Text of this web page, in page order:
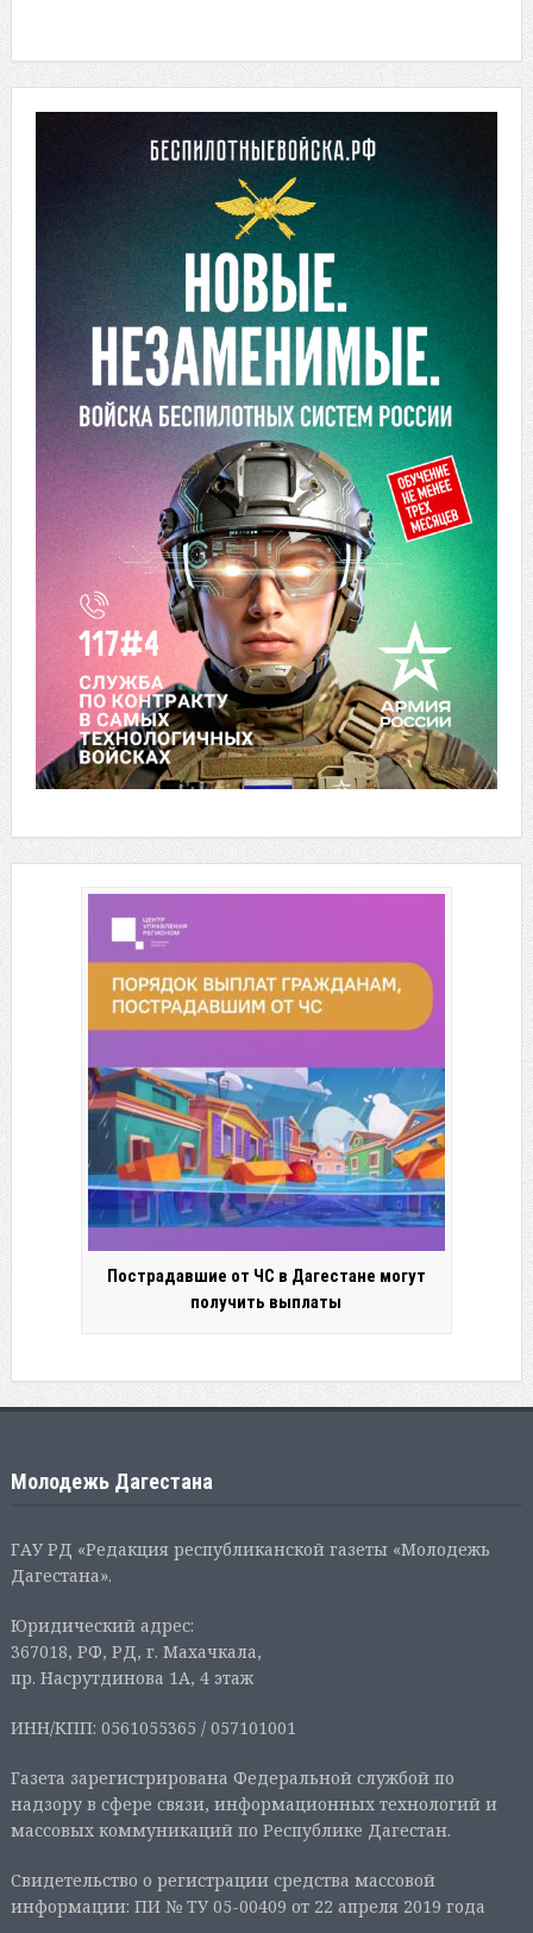
Пострадавшие от ЧС в Дагестане могут
получить выплаты
Молодежь Дагестана
ГАУ РД «Редакция республиканской газеты «Молодежь
Дагестана».
Юридический адрес:
367018, РФ, РД, г. Махачкала,
пр. Насрутдинова 1А, 4 этаж
ИНН/КПП: 0561055365 / 057101001
Газета зарегистрирована Федеральной службой по
надзору в сфере связи, информационных технологий и
массовых коммуникаций по Республике Дагестан.
Свидетельство о регистрации средства массовой
информации: ПИ № ТУ 05-00409 от 22 апреля 2019 года